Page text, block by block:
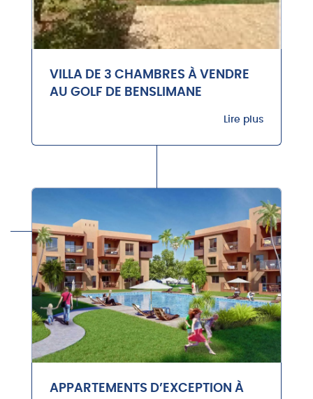
VILLA DE 3 CHAMBRES À VENDRE
AU GOLF DE BENSLIMANE
Lire plus
APPARTEMENTS D’EXCEPTION À